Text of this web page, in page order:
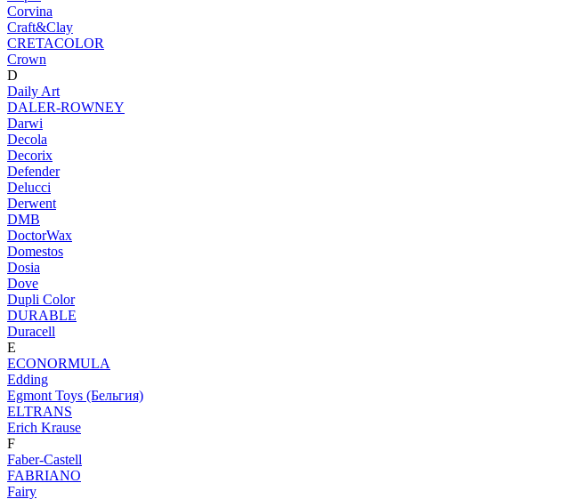
Corvina
Craft&Clay
CRETACOLOR
Crown
D
Daily Art
DALER-ROWNEY
Darwi
Decola
Decorix
Defender
Delucci
Derwent
DMB
DoctorWax
Domestos
Dosia
Dove
Dupli Color
DURABLE
Duracell
E
ECONORMULA
Edding
Egmont Toys (Бельгия)
ELTRANS
Erich Krause
F
Faber-Castell
FABRIANO
Fairy